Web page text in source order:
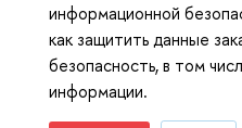
информационной
как защитить данные
безопасность, в том
информации.